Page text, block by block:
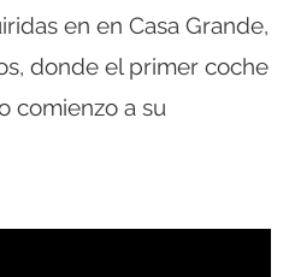
en en Casa Grande,
donde el primer coche
comienzo a su